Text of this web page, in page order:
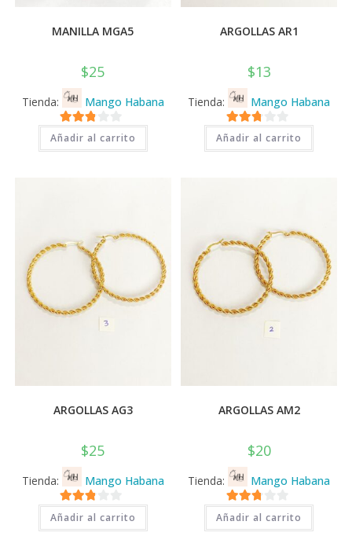
MANILLA MGA5
$25
Tienda: Mango Habana
2.71
de 5
Añadir al carrito
ARGOLLAS AR1
$13
Tienda: Mango Habana
2.71
de 5
Añadir al carrito
ARGOLLAS AG3
$25
Tienda: Mango Habana
2.71
de 5
Añadir al carrito
ARGOLLAS AM2
$20
Tienda: Mango Habana
2.71
de 5
Añadir al carrito